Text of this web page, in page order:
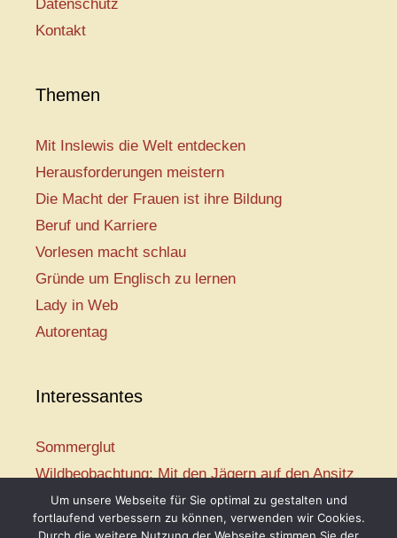
Datenschutz
Kontakt
Themen
Mit Inslewis die Welt entdecken
Herausforderungen meistern
Die Macht der Frauen ist ihre Bildung
Beruf und Karriere
Vorlesen macht schlau
Gründe um Englisch zu lernen
Lady in Web
Autorentag
Interessantes
Sommerglut
Wildbeobachtung: Mit den Jägern auf den Ansitz
Mir ist so heiß
Mission: Rettungsschwimmer
Um unsere Webseite für Sie optimal zu gestalten und
fortlaufend verbessern zu können, verwenden wir Cookies.